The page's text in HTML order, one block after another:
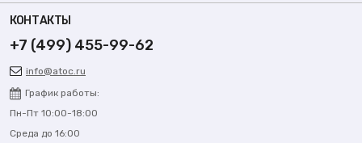
КОНТАКТЫ
+7 (499) 455-99-62
info@atoc.ru
График работы:
Пн-Пт 10:00-18:00
Среда до 16:00